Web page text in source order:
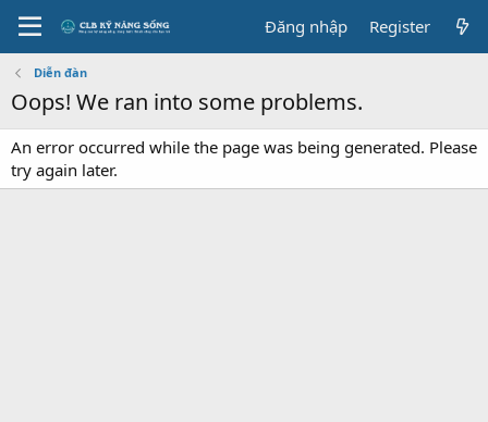
Đăng nhập Register
Diễn đàn
Oops! We ran into some problems.
An error occurred while the page was being generated. Please
try again later.